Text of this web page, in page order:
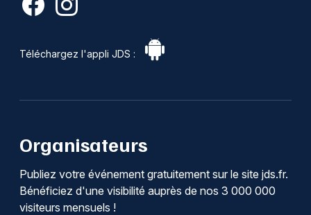
Téléchargez l'appli JDS :
Organisateurs
Publiez votre événement gratuitement sur le site jds.fr.
Bénéficiez d'une visibilité auprès de nos 3 000 000
visiteurs mensuels !